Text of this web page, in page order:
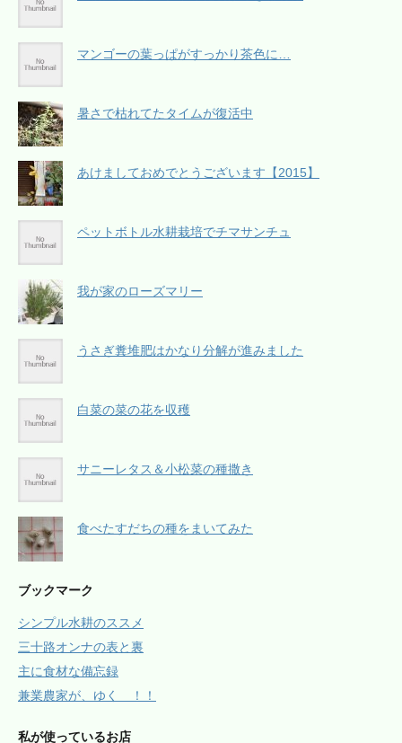
マンゴーの葉っぱがすっかり茶色に…
暑さで枯れてたタイムが復活中
あけましておめでとうございます【2015】
ペットボトル水耕栽培でチマサンチュ
我が家のローズマリー
うさぎ糞堆肥はかなり分解が進みました
白菜の菜の花を収穫
サニーレタス＆小松菜の種撒き
食べたすだちの種をまいてみた
ブックマーク
シンプル水耕のススメ
三十路オンナの表と裏
主に食材な備忘録
兼業農家が、ゆく ！！
私が使っているお店